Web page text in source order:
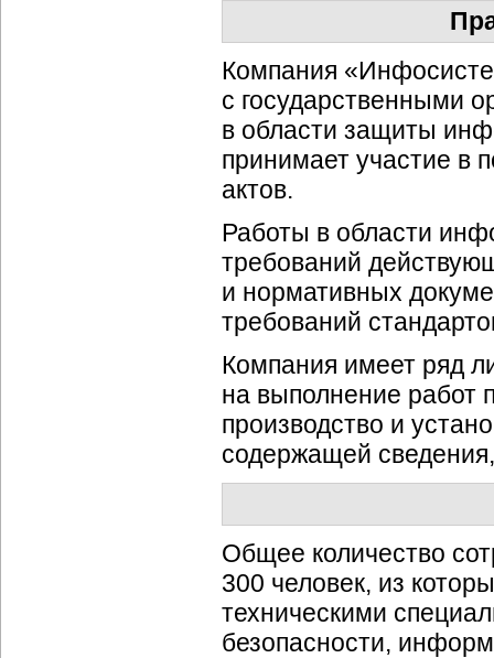
Компания
с государственными
в области защиты
принимает участие в
актов.
Работы в области
требований
и нормативных
требований
Компания имеет ряд
на выполнение работ
производство и
содержащей
Общее количество
300 человек, из
техническими
безопасности,